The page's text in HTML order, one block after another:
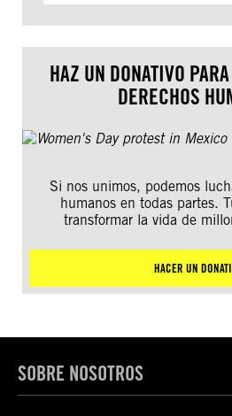
HAZ UN DONATIVO
DERECHOS
Si nos unimos, podemos
humanos en todas partes.
transformar la vida de
HACER UN
SOBRE NOSOTROS